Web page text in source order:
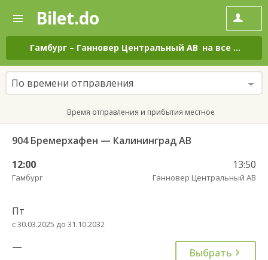
—
Поиск
и
покупка
билетов
на
автобус
онлайн
Bilet.do
Гамбург – Ганновер Центральный АВ на все дни
По времени отправления
Время отправления и прибытия местное
904 Бремерхафен — Калининград АВ
12:00
Гамбург
13:50
Ганновер Центральный АВ
Пт
с 30.03.2025 до 31.10.2032
— Выбрать